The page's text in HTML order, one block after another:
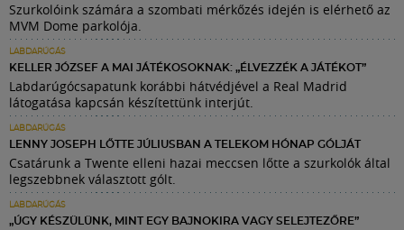
Szurkolóink számára a szombati mérkőzés idején is elérhető az
MVM Dome parkolója.
LABDARÚGÁS
KELLER JÓZSEF A MAI JÁTÉKOSOKNAK: „ÉLVEZZÉK A JÁTÉKOT”
Labdarúgócsapatunk korábbi hátvédjével a Real Madrid
látogatása kapcsán készítettünk interjút.
LABDARÚGÁS
LENNY JOSEPH LŐTTE JÚLIUSBAN A TELEKOM HÓNAP GÓLJÁT
Csatárunk a Twente elleni hazai meccsen lőtte a szurkolók által
legszebbnek választott gólt.
LABDARÚGÁS
„ÚGY KÉSZÜLÜNK, MINT EGY BAJNOKIRA VAGY SELEJTEZŐRE”